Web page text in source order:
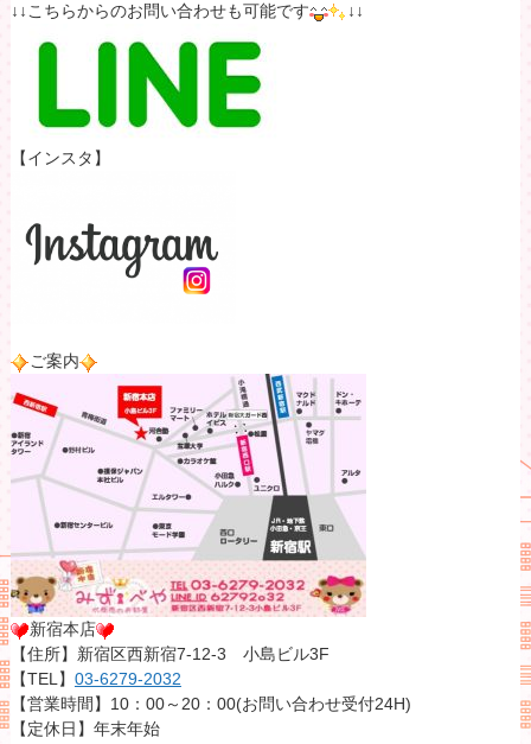
↓↓こちらからのお問い合わせも可能です
↓↓
【インスタ】
ご案内
新宿本店
【住所】新宿区西新宿7-12-3 小島ビル3F
【TEL】 03-6279-2032
【営業時間】10：00～20：00(お問い合わせ受付24H)
【定休日】年末年始